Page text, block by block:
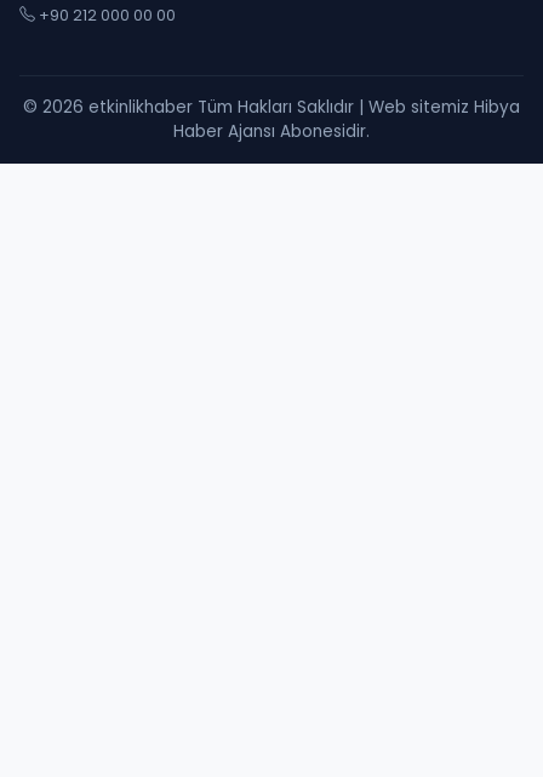
+90 212 000 00 00
© 2026 etkinlikhaber Tüm Hakları Saklıdır | Web sitemiz Hibya
Haber Ajansı Abonesidir.